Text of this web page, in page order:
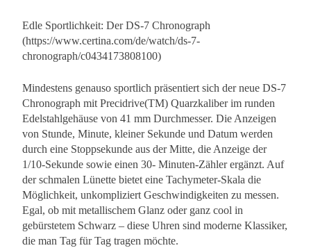
Edle Sportlichkeit: Der DS-7 Chronograph
(https://www.certina.com/de/watch/ds-7-
chronograph/c0434173808100)
Mindestens genauso sportlich präsentiert sich der neue DS-7
Chronograph mit Precidrive(TM) Quarzkaliber im runden
Edelstahlgehäuse von 41 mm Durchmesser. Die Anzeigen
von Stunde, Minute, kleiner Sekunde und Datum werden
durch eine Stoppsekunde aus der Mitte, die Anzeige der
1/10-Sekunde sowie einen 30- Minuten-Zähler ergänzt. Auf
der schmalen Lünette bietet eine Tachymeter-Skala die
Möglichkeit, unkompliziert Geschwindigkeiten zu messen.
Egal, ob mit metallischem Glanz oder ganz cool in
gebürstetem Schwarz – diese Uhren sind moderne Klassiker,
die man Tag für Tag tragen möchte.